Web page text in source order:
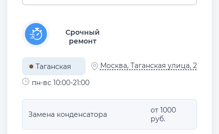
Срочный
ремонт
Таганская
Москва, Таганская улица, 2
пн-вс 10:00-21:00
Замена конденсатора
от 1000
руб.